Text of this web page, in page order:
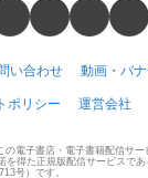
い合わせ 動画・バ
ポリシー 運営会社
の電子書店・電子書籍配信サー
を得た正規版配信サービスで
号）です。